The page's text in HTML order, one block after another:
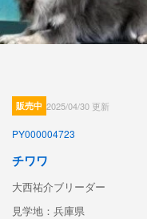
販売中 2025/04/30 更新
PY000004723
チワワ
大西祐介ブリーダー
見学地：兵庫県